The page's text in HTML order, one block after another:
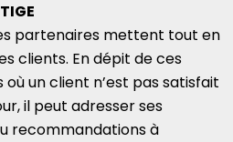
partenaires mettent tout en
clients. En dépit de ces
un client n’est pas satisfait
il peut adresser ses
recommandations à